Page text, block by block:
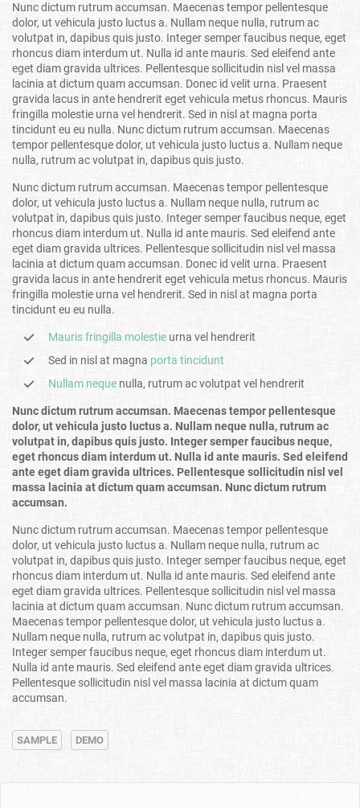
Nunc dictum rutrum accumsan. Maecenas tempor pellentesque
dolor, ut vehicula justo luctus a. Nullam neque nulla, rutrum ac
volutpat in, dapibus quis justo. Integer semper faucibus neque, eget
rhoncus diam interdum ut. Nulla id ante mauris. Sed eleifend ante
eget diam gravida ultrices. Pellentesque sollicitudin nisl vel massa
lacinia at dictum quam accumsan. Donec id velit urna. Praesent
gravida lacus in ante hendrerit eget vehicula metus rhoncus. Mauris
fringilla molestie urna vel hendrerit. Sed in nisl at magna porta
tincidunt eu eu nulla. Nunc dictum rutrum accumsan. Maecenas
tempor pellentesque dolor, ut vehicula justo luctus a. Nullam neque
nulla, rutrum ac volutpat in, dapibus quis justo.
Nunc dictum rutrum accumsan. Maecenas tempor pellentesque
dolor, ut vehicula justo luctus a. Nullam neque nulla, rutrum ac
volutpat in, dapibus quis justo. Integer semper faucibus neque, eget
rhoncus diam interdum ut. Nulla id ante mauris. Sed eleifend ante
eget diam gravida ultrices. Pellentesque sollicitudin nisl vel massa
lacinia at dictum quam accumsan. Donec id velit urna. Praesent
gravida lacus in ante hendrerit eget vehicula metus rhoncus. Mauris
fringilla molestie urna vel hendrerit. Sed in nisl at magna porta
tincidunt eu eu nulla.
Mauris fringilla molestie urna vel hendrerit
Sed in nisl at magna porta tincidunt
Nullam neque nulla, rutrum ac volutpat vel hendrerit
Nunc dictum rutrum accumsan. Maecenas tempor pellentesque
dolor, ut vehicula justo luctus a. Nullam neque nulla, rutrum ac
volutpat in, dapibus quis justo. Integer semper faucibus neque,
eget rhoncus diam interdum ut. Nulla id ante mauris. Sed eleifend
ante eget diam gravida ultrices. Pellentesque sollicitudin nisl vel
massa lacinia at dictum quam accumsan. Nunc dictum rutrum
accumsan.
Nunc dictum rutrum accumsan. Maecenas tempor pellentesque
dolor, ut vehicula justo luctus a. Nullam neque nulla, rutrum ac
volutpat in, dapibus quis justo. Integer semper faucibus neque, eget
rhoncus diam interdum ut. Nulla id ante mauris. Sed eleifend ante
eget diam gravida ultrices. Pellentesque sollicitudin nisl vel massa
lacinia at dictum quam accumsan. Nunc dictum rutrum accumsan.
Maecenas tempor pellentesque dolor, ut vehicula justo luctus a.
Nullam neque nulla, rutrum ac volutpat in, dapibus quis justo.
Integer semper faucibus neque, eget rhoncus diam interdum ut.
Nulla id ante mauris. Sed eleifend ante eget diam gravida ultrices.
Pellentesque sollicitudin nisl vel massa lacinia at dictum quam
accumsan.
SAMPLE DEMO